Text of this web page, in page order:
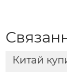
Китай